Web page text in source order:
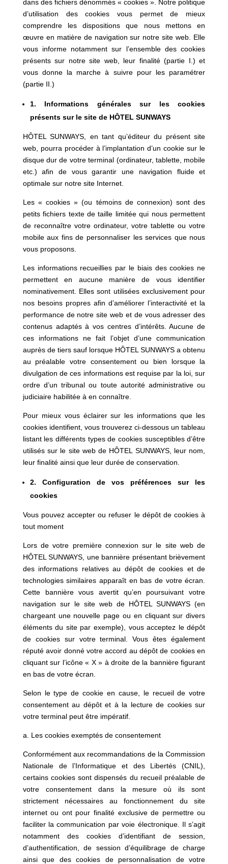
dans des fichiers dénommés « cookies ». Notre politique
d’utilisation des cookies vous permet de mieux
comprendre les dispositions que nous mettons en
œuvre en matière de navigation sur notre site web. Elle
vous informe notamment sur l’ensemble des cookies
présents sur notre site web, leur finalité (partie I.) et
vous donne la marche à suivre pour les paramétrer
(partie II.)
1. Informations générales sur les cookies
présents sur le site de HÔTEL SUNWAYS
HÔTEL SUNWAYS, en tant qu’éditeur du présent site
web, pourra procéder à l’implantation d’un cookie sur le
disque dur de votre terminal (ordinateur, tablette, mobile
etc.) afin de vous garantir une navigation fluide et
optimale sur notre site Internet.
Les « cookies » (ou témoins de connexion) sont des
petits fichiers texte de taille limitée qui nous permettent
de reconnaître votre ordinateur, votre tablette ou votre
mobile aux fins de personnaliser les services que nous
vous proposons.
Les informations recueillies par le biais des cookies ne
permettent en aucune manière de vous identifier
nominativement. Elles sont utilisées exclusivement pour
nos besoins propres afin d’améliorer l’interactivité et la
performance de notre site web et de vous adresser des
contenus adaptés à vos centres d’intérêts. Aucune de
ces informations ne fait l’objet d’une communication
auprès de tiers sauf lorsque HÔTEL SUNWAYS a obtenu
au préalable votre consentement ou bien lorsque la
divulgation de ces informations est requise par la loi, sur
ordre d’un tribunal ou toute autorité administrative ou
judiciaire habilitée à en connaître.
Pour mieux vous éclairer sur les informations que les
cookies identifient, vous trouverez ci-dessous un tableau
listant les différents types de cookies susceptibles d’être
utilisés sur le site web de HÔTEL SUNWAYS, leur nom,
leur finalité ainsi que leur durée de conservation.
2. Configuration de vos préférences sur les
cookies
Vous pouvez accepter ou refuser le dépôt de cookies à
tout moment
Lors de votre première connexion sur le site web de
HÔTEL SUNWAYS, une bannière présentant brièvement
des informations relatives au dépôt de cookies et de
technologies similaires apparaît en bas de votre écran.
Cette bannière vous avertit qu’en poursuivant votre
navigation sur le site web de HÔTEL SUNWAYS (en
chargeant une nouvelle page ou en cliquant sur divers
éléments du site par exemple), vous acceptez le dépôt
de cookies sur votre terminal. Vous êtes également
réputé avoir donné votre accord au dépôt de cookies en
cliquant sur l’icône « X » à droite de la bannière figurant
en bas de votre écran.
Selon le type de cookie en cause, le recueil de votre
consentement au dépôt et à la lecture de cookies sur
votre terminal peut être impératif.
a. Les cookies exemptés de consentement
Conformément aux recommandations de la Commission
Nationale de l’Informatique et des Libertés (CNIL),
certains cookies sont dispensés du recueil préalable de
votre consentement dans la mesure où ils sont
strictement nécessaires au fonctionnement du site
internet ou ont pour finalité exclusive de permettre ou
faciliter la communication par voie électronique. Il s’agit
notamment des cookies d’identifiant de session,
d’authentification, de session d’équilibrage de charge
ainsi que des cookies de personnalisation de votre